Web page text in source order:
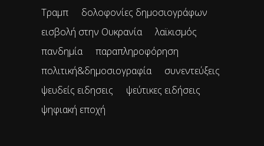
Τραμπ
δολοφονίες δημοσιογράφων
εισβολή στην Ουκρανία
λαϊκισμός
πανδημία
παραπληροφόρηση
πολιτική&δημοσιογραφία
συνεντεύξεις
ψευδείς ειδησεις
ψεύτικες ειδήσεις
ψηφιακή εποχή